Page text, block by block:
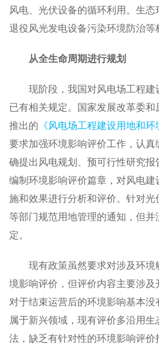
风电、光伏设备的循环利用。生
退役风光发电设备污染环境防治等
从全生命周期进行规划
现阶段，我国对风电场工程
已有相关规定。国家发展改革委
推出的 《风电场工程建设用地和环
要求加强环境影响评价工作，认
确提出风电规划、预可行性研究
编制环境影响评价篇章，对风电
施和效果进行分析和评价。针对
等部门规范用地管理的通知，但
定。
现有政策虽然要求对涉及环
境影响评价，但评价内容主要涉及
对于结束运营后的环境影响基本没
属于新兴领域，现有评价多沿用
法，缺乏有针对性的环境影响评